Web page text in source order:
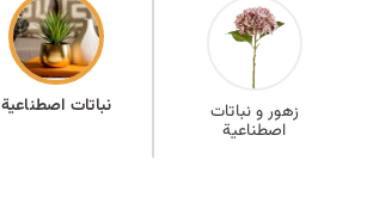
زهور و نباتات
اصطناعية
نباتات اصطناعية